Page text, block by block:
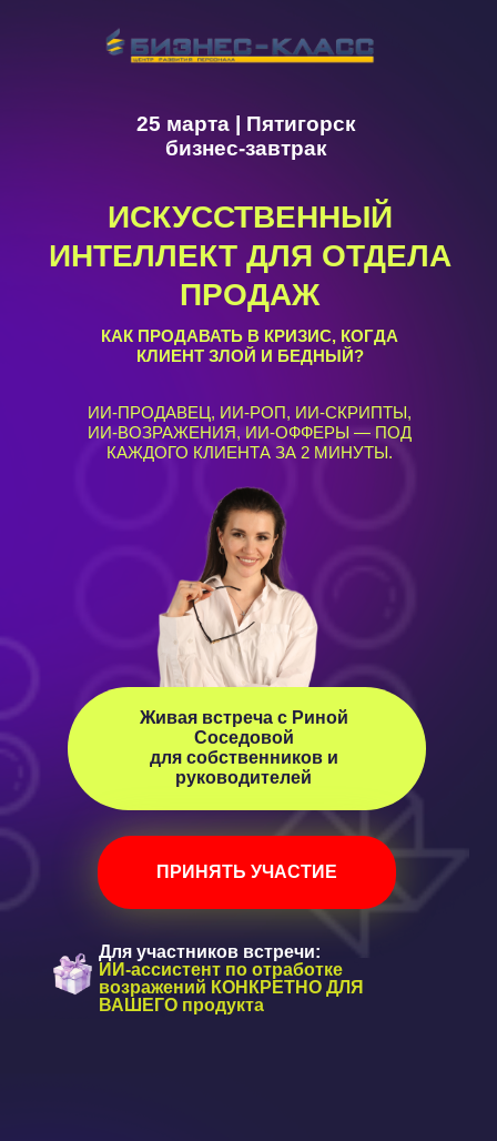
КАК ПРОДАВАТЬ В КРИЗИС, КОГДА
КЛИЕНТ ЗЛОЙ И БЕДНЫЙ?
ИИ-ПРОДАВЕЦ, ИИ-РОП, ИИ-СКРИПТЫ,
ИИ-ВОЗРАЖЕНИЯ, ИИ-ОФФЕРЫ — ПОД
КАЖДОГО КЛИЕНТА ЗА 2 МИНУТЫ.
ИСКУССТВЕННЫЙ
ИНТЕЛЛЕКТ ДЛЯ ОТДЕЛА
ПРОДАЖ
25 марта | Пятигорск
бизнес-завтрак
ПРИНЯТЬ УЧАСТИЕ
Живая встреча с Риной
Соседовой
для собственников и
руководителей
Для участников встречи:
ИИ-ассистент по отработке
возражений КОНКРЕТНО ДЛЯ
ВАШЕГО продукта